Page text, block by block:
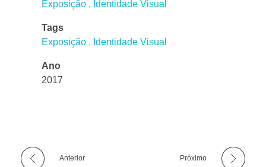
Exposição
Identidade Visual
Tags
Exposição
Identidade Visual
Ano
2017
Anterior Próximo